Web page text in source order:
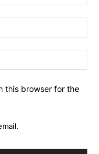
this browser for the